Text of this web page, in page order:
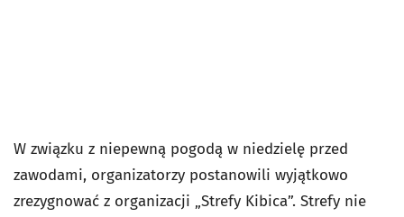
W związku z niepewną pogodą w niedzielę przed
zawodami, organizatorzy postanowili wyjątkowo
zrezygnować z organizacji „Strefy Kibica”. Strefy nie